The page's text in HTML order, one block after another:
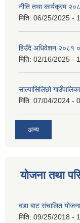
नीति तथा कार्यक्रम
मिति: 06/25/2025 -
हिउँदे अधिवेशन २०८१
मिति: 02/16/2025 -
साल्पासिलिछो
मिति: 07/04/2024 -
अन्य
योजना तथा
वडा बाट संचालित
मिति: 09/25/2018 -